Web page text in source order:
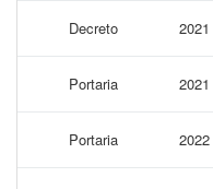
Decreto 2021
Portaria 2021
Portaria 2022